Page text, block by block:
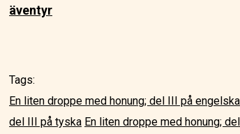
äventyr
Tags:
En liten droppe med honung; del III på engelska
del III på tyska En liten droppe med honung;